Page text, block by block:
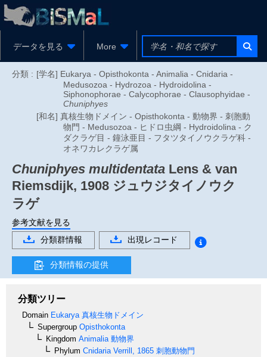
データを見る More
分類 : [学名] Eukarya - Opisthokonta - Animalia - Cnidaria -
Medusozoa - Hydrozoa - Hydroidolina -
Siphonophorae - Calycophorae - Clausophyidae -
Chuniphyes
[和名] 真核生物ドメイン - Opisthokonta - 動物界 - 刺胞動
物門 - Medusozoa - ヒドロ虫綱 - Hydroidolina - ク
ダクラゲ目 - 鐘泳亜目 - フタツタイノウクラゲ科 -
オネワカレクラゲ属
Chuniphyes multidentata Lens & van
Riemsdijk, 1908 ジュウジタイノウク
ラゲ
参考文献を見る
分類群情報
出現レコード
分類情報の提供
分類ツリー
Domain Eukarya 真核生物ドメイン
Supergroup Opisthokonta
Kingdom Animalia 動物界
Phylum Cnidaria Verrill, 1865 刺胞動物門